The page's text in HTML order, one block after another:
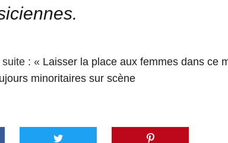
: « Laisser la place aux femmes dans ce
minoritaires sur scène